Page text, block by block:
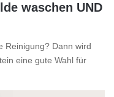
waschen UND
Reinigung? Dann wird
eine gute Wahl für